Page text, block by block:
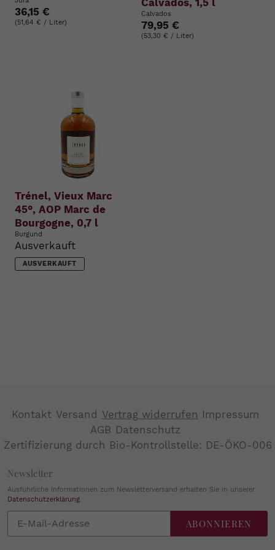
36,15 €
(51,64 € / Liter)
Calvados
79,95 €
(53,30 € / Liter)
Trénel, Vieux Marc
45°, AOP Marc de
Bourgogne, 0,7 l
Burgund
Ausverkauft
AUSVERKAUFT
Kontakt Versand Vertrag widerrufen Impressum
AGB Datenschutz
Zertifizierung durch Bio-Kontrollstelle: DE-ÖKO-006
Newsletter
Ausführliche Informationen zum Newsletterversand erhalten Sie in unserer
Datenschutzerklärung.
Sie
ABONNIEREN